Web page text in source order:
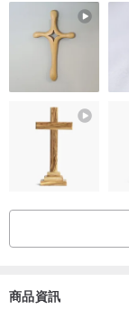
商品資訊